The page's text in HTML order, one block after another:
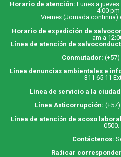
Horario de atención: Lunes a jueves
4:00 pm
Viernes (Jornada continua)
Horario de expedición de
am a
Línea de atención de
Conmutador: (+57)
Línea denuncias ambientales e
311 65 11
Línea de servicio a la
Línea Anticorrupción: (+57)
Línea de atención de acoso
0500.
Contáctenos:
Radicar